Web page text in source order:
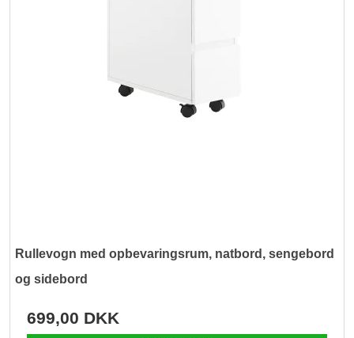
Rullevogn med opbevaringsrum, natbord, sengebord
og sidebord
699,00 DKK